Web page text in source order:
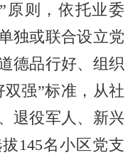
原则，依托业委
独或联合设立党
德品行好、组织
强”标准，从社
退役军人、新兴
145名小区党支